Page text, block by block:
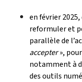
en février 2025,
reformuler et
parallèle de
accepter»,
notamment à
des outils